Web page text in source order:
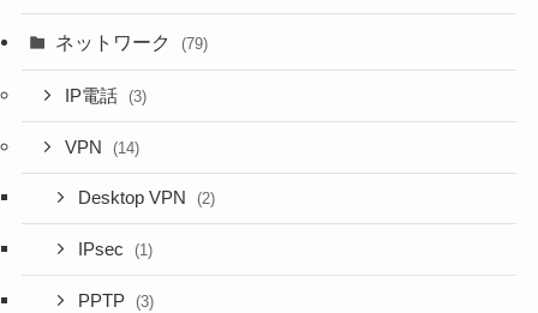
ネットワーク (79)
IP電話 (3)
VPN (14)
Desktop VPN (2)
IPsec (1)
PPTP (3)